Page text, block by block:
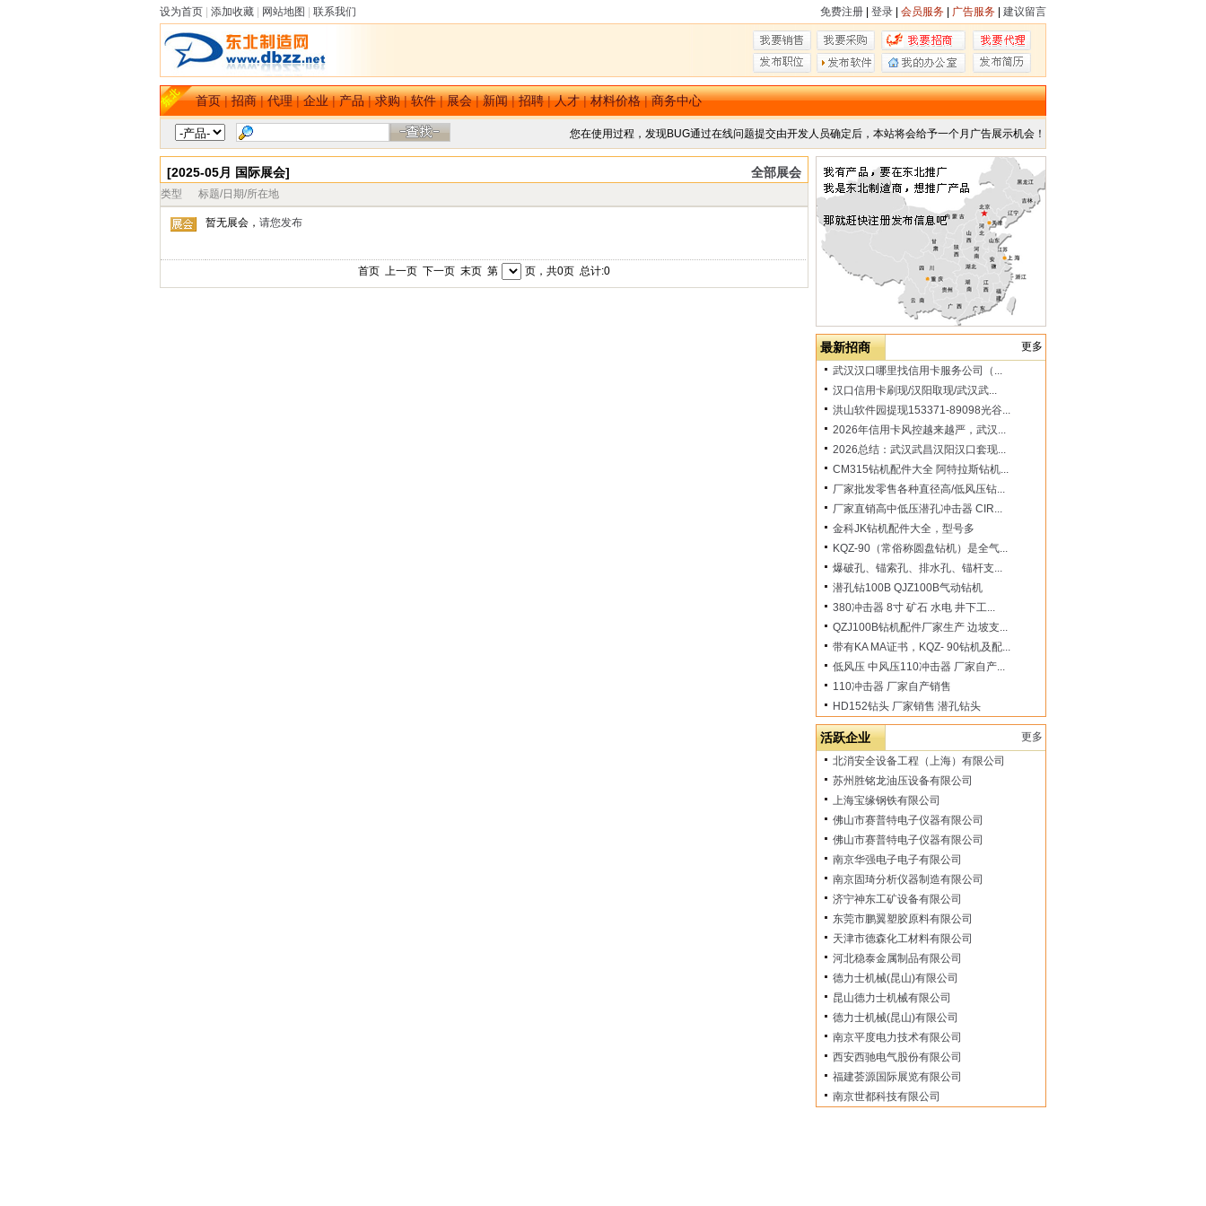
设为首页 添加收藏 网站地图 联系我们 免费注册 登录 会员服务 广告服务 建议留言
首页|招商|代理|企业|产品|求购|软件|展会|新闻|招聘|人才|材料价格|商务中心
您在使用过程，发现BUG通过在线问题提交由开发人员确定后，本站将会给予一个月广告展示机会！
[2025-05月 国际展会] 全部展会
类型 标题/日期/所在地
暂无展会， 请您发布
首页 上一页 下一页 末页 第 页，共0页 总计:0
最新招商
更多
武汉汉口哪里找信用卡服务公司（...
汉口信用卡刷现/汉阳取现/武汉武...
洪山软件园提现153371-89098光谷...
2026年信用卡风控越来越严，武汉...
2026总结：武汉武昌汉阳汉口套现...
CM315钻机配件大全 阿特拉斯钻机...
厂家批发零售各种直径高/低风压钻...
厂家直销高中低压潜孔冲击器 CIR...
金科JK钻机配件大全，型号多
KQZ-90（常俗称圆盘钻机）是全气...
爆破孔、锚索孔、排水孔、锚杆支...
潜孔钻100B QJZ100B气动钻机
380冲击器 8寸 矿石 水电 井下工...
QZJ100B钻机配件厂家生产 边坡支...
带有KA MA证书，KQZ- 90钻机及配...
低风压 中风压110冲击器 厂家自产...
110冲击器 厂家自产销售
HD152钻头 厂家销售 潜孔钻头
活跃企业
更多
北消安全设备工程（上海）有限公司
苏州胜铭龙油压设备有限公司
上海宝缘钢铁有限公司
佛山市赛普特电子仪器有限公司
佛山市赛普特电子仪器有限公司
南京华强电子电子有限公司
南京固琦分析仪器制造有限公司
济宁神东工矿设备有限公司
东莞市鹏翼塑胶原料有限公司
天津市德森化工材料有限公司
河北稳泰金属制品有限公司
德力士机械(昆山)有限公司
昆山德力士机械有限公司
德力士机械(昆山)有限公司
南京平度电力技术有限公司
西安西驰电气股份有限公司
福建荟源国际展览有限公司
南京世都科技有限公司